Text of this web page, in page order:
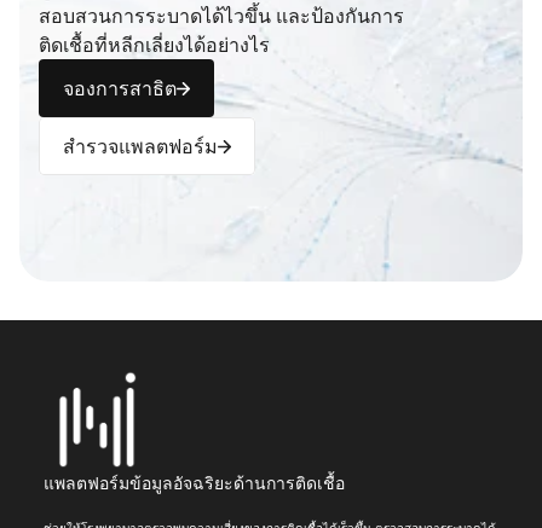
สอบสวนการระบาดได้ไวขึ้น และป้องกันการ
ติดเชื้อที่หลีกเลี่ยงได้อย่างไร
จองการสาธิต
สำรวจแพลตฟอร์ม
แพลตฟอร์มข้อมูลอัจฉริยะด้านการติดเชื้อ